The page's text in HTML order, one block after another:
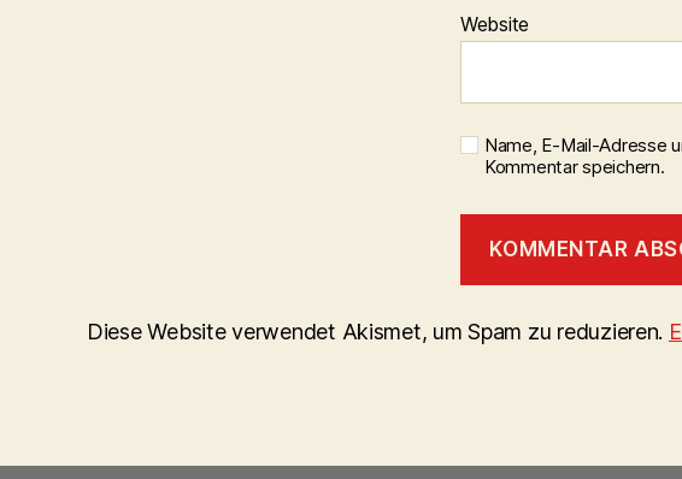
Website
Name, E-Mail-Adresse
Kommentar speichern.
Diese Website verwendet Akismet, um Spam zu reduzieren.